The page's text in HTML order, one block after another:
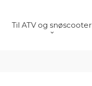
Til ATV og snøscooter